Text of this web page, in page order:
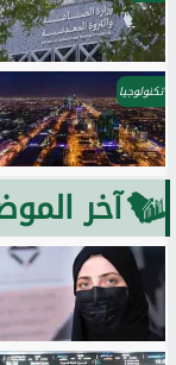
تكنولوجيا
آخر